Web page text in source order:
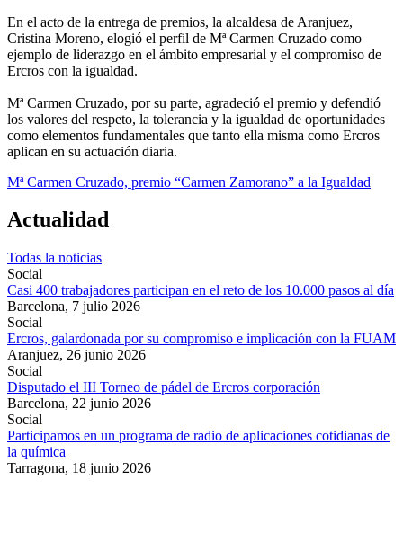
En el acto de la entrega de premios, la alcaldesa de Aranjuez,
Cristina Moreno, elogió el perfil de Mª Carmen Cruzado como
ejemplo de liderazgo en el ámbito empresarial y el compromiso de
Ercros con la igualdad.
Mª Carmen Cruzado, por su parte, agradeció el premio y defendió
los valores del respeto, la tolerancia y la igualdad de oportunidades
como elementos fundamentales que tanto ella misma como Ercros
aplican en su actuación diaria.
Mª Carmen Cruzado, premio “Carmen Zamorano” a la Igualdad
Actualidad
Todas la noticias
Social
Casi 400 trabajadores participan en el reto de los 10.000 pasos al día
Barcelona, 7 julio 2026
Social
Ercros, galardonada por su compromiso e implicación con la FUAM
Aranjuez, 26 junio 2026
Social
Disputado el III Torneo de pádel de Ercros corporación
Barcelona, 22 junio 2026
Social
Participamos en un programa de radio de aplicaciones cotidianas de
la química
Tarragona, 18 junio 2026